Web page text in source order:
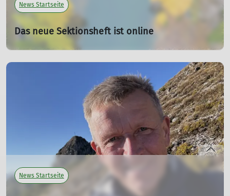
News Startseite
Das neue Sektionsheft ist online
15.06.2026
Das neue Sommerheft des DAV Würzburg ist da! Dich
erwarten spannende Einblicke in die Sektionsaktivitäten
der letzten Monate, ein Rückblick auf 50 Jahre Eiger-
Nordwand-Besteigung durch Gangolf Ruckert und Siggi
Kimmel sowie ein Ausblick auf kommende
Veranstaltungen und Touren im Herbst.
News Startseite